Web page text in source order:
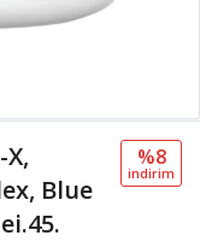
Blue
%8
i̇ndi̇ri̇m